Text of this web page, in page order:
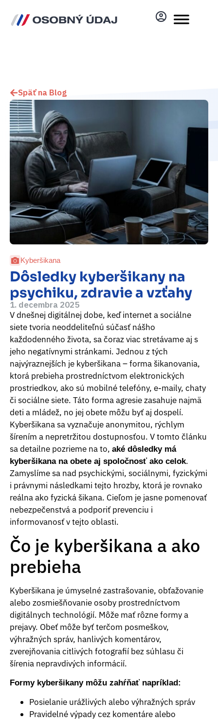
Kyberšikana
Dôsledky kyberšikany na
psychiku, zdravie a vzťahy
1. decembra 2025
Späť na Blog
V dnešnej digitálnej dobe, keď internet a sociálne
siete tvoria neoddeliteľnú súčasť nášho
každodenného života, sa čoraz viac stretávame aj s
jeho negatívnymi stránkami. Jednou z tých
najvýraznejších je kyberšikana – forma šikanovania,
ktorá prebieha prostredníctvom elektronických
prostriedkov, ako sú mobilné telefóny, e-maily, chaty
či sociálne siete. Táto forma agresie zasahuje najmä
deti a mládež, no jej obete môžu byť aj dospelí.
Kyberšikana sa vyznačuje anonymitou, rýchlym
šírením a nepretržitou dostupnosťou. V tomto článku
sa detailne pozrieme na to, aké dôsledky má
kyberšikana na obete aj spoločnosť ako celok.
Zamyslíme sa nad psychickými, sociálnymi, fyzickými
i právnymi následkami tejto hrozby, ktorá je rovnako
reálna ako fyzická šikana. Cieľom je jasne pomenovať
nebezpečenstvá a podporiť prevenciu i
informovanosť v tejto oblasti.
Čo je kyberšikana a ako
prebieha
Kyberšikana je úmyselné zastrašovanie, obťažovanie
alebo zosmiešňovanie osoby prostredníctvom
digitálnych technológií. Môže mať rôzne formy a
prejavy. Obeť môže byť terčom posmeškov,
výhražných správ, hanlivých komentárov,
zverejňovania citlivých fotografií bez súhlasu či
šírenia nepravdivých informácií.
Formy kyberšikany môžu zahŕňať napríklad:
Posielanie urážlivých alebo výhražných správ
Pravidelné výpady cez komentáre alebo